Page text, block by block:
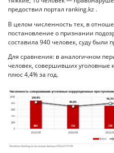
предоствил портал ranking.kz .
В целом численность тех, в
постановление о признании
составила 940 человек, суду
Для сравнения: в аналогичном
человек, совершивших уголовные
плюс 4,4% за год.